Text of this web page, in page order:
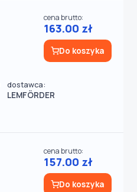
dostawca:
LEMFÖRDER
cena brutto:
163.00 zł
Do koszyka
cena brutto:
157.00 zł
Do koszyka